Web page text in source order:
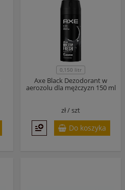
0,150 litr
Axe Black Dezodorant w
aerozolu dla mężczyzn 150 ml
zł /szt
Do koszyka